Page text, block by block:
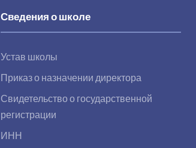
Сведения о школе
Устав школы
Приказ о назначении директора
Свидетельство о государственной
регистрации
ИНН